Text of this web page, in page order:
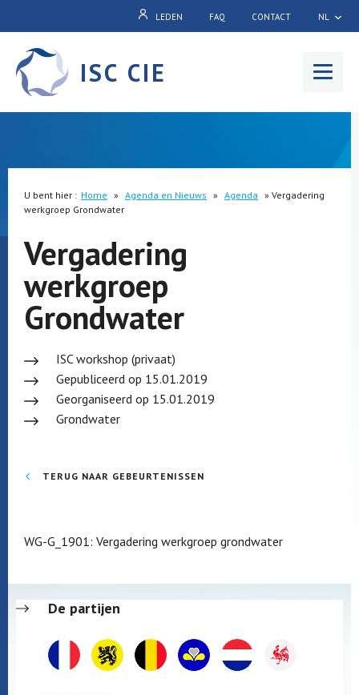
LEDEN FAQ CONTACT NL
ISC CIE
U bent hier : Home » Agenda en Nieuws » Agenda » Vergadering
werkgroep Grondwater
Vergadering
werkgroep
Grondwater
ISC workshop (privaat)
Gepubliceerd op 15.01.2019
Georganiseerd op 15.01.2019
Grondwater
TERUG NAAR GEBEURTENISSEN
WG-G_1901: Vergadering werkgroep grondwater
De partijen